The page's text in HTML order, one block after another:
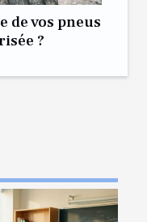
de vos pneus
?